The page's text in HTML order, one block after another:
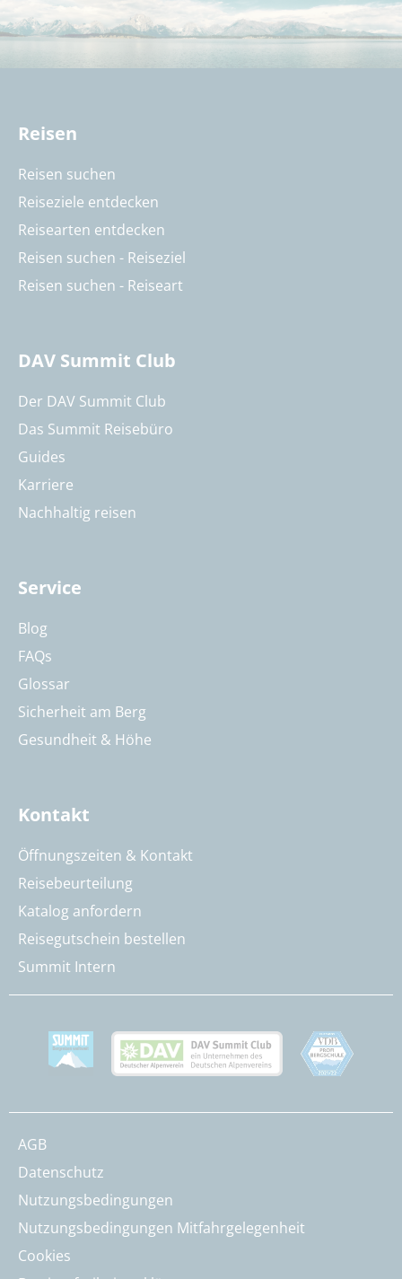
Reisen
Reisen suchen
Reiseziele entdecken
Reisearten entdecken
Reisen suchen - Reiseziel
Reisen suchen - Reiseart
DAV Summit Club
Der DAV Summit Club
Das Summit Reisebüro
Guides
Karriere
Nachhaltig reisen
Service
Blog
FAQs
Glossar
Sicherheit am Berg
Gesundheit & Höhe
Kontakt
Öffnungszeiten & Kontakt
Reisebeurteilung
Katalog anfordern
Reisegutschein bestellen
Summit Intern
AGB
Datenschutz
Nutzungsbedingungen
Nutzungsbedingungen Mitfahrgelegenheit
Cookies